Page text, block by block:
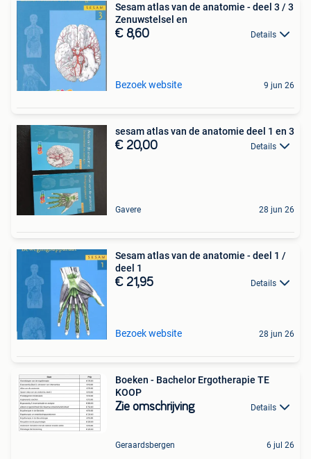
Sesam atlas van de anatomie - deel 3 / 3
Zenuwstelsel en
€ 8,60 Details
Bezoek website 9 jun 26
sesam atlas van de anatomie deel 1 en 3
€ 20,00 Details
Gavere 28 jun 26
Sesam atlas van de anatomie - deel 1 /
deel 1
€ 21,95 Details
Bezoek website 28 jun 26
Boeken - Bachelor Ergotherapie TE
KOOP
Zie omschrijving Details
Geraardsbergen 6 jul 26